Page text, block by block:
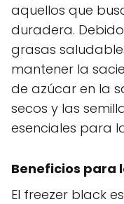
aquellos que
duradera.
grasas
mantener la
de azúcar en la
secos y las
esenciales para
Beneficios para
El freezer black